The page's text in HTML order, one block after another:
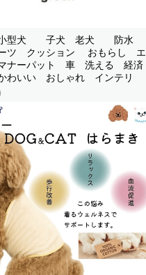
小型犬 子犬 老犬 防水
ツ クッション おもらし エ
ナーパット 車 洗える 経済
いい おしゃれ インテリ
ント グレー